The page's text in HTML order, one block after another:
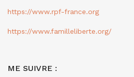
https://www.rpf-france.org
https://www.familleliberte.org/
ME SUIVRE :